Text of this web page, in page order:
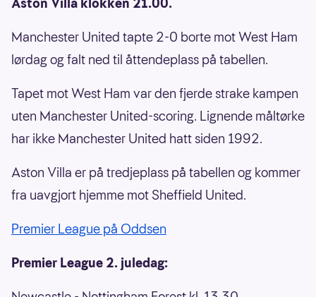
Manchester United tapte 2-0 borte mot West Ham
lørdag og falt ned til åttendeplass på tabellen.
Tapet mot West Ham var den fjerde strake kampen
uten Manchester United-scoring. Lignende måltørke
har ikke Manchester United hatt siden 1992.
Aston Villa er på tredjeplass på tabellen og kommer
fra uavgjort hjemme mot Sheffield United.
Premier League på Oddsen
Premier League 2. juledag: